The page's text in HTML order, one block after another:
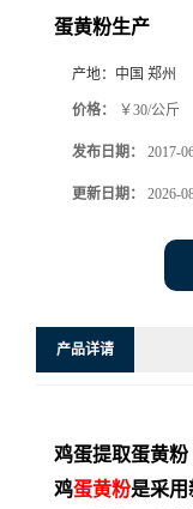
蛋黄粉生产
产地： 中国 郑州
价格： ￥30/公斤
发布日期： 2017-
更新日期： 2026-
产品详请
鸡蛋提取蛋黄
鸡蛋黄粉是采